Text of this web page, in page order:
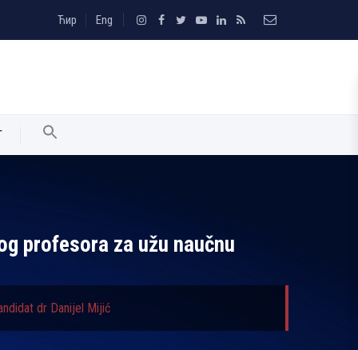
Ћир Eng
profesora za užu naučnu
dr Danijel Mijić